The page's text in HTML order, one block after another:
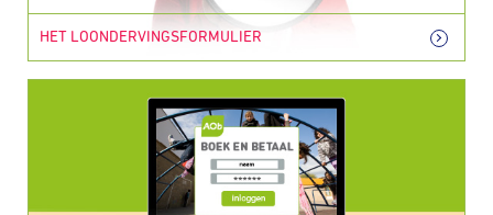
HET LOONDERVINGSFORMULIER